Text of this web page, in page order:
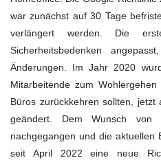
war zunächst auf 30 Tage
verlängert werden. Die
Sicherheitsbedenken
Änderungen. Im Jahr 2020
Mitarbeitende zum
Büros zurückkehren sollten,
geändert. Dem Wunsch von
nachgegangen und die aktuellen
seit April 2022 eine neue